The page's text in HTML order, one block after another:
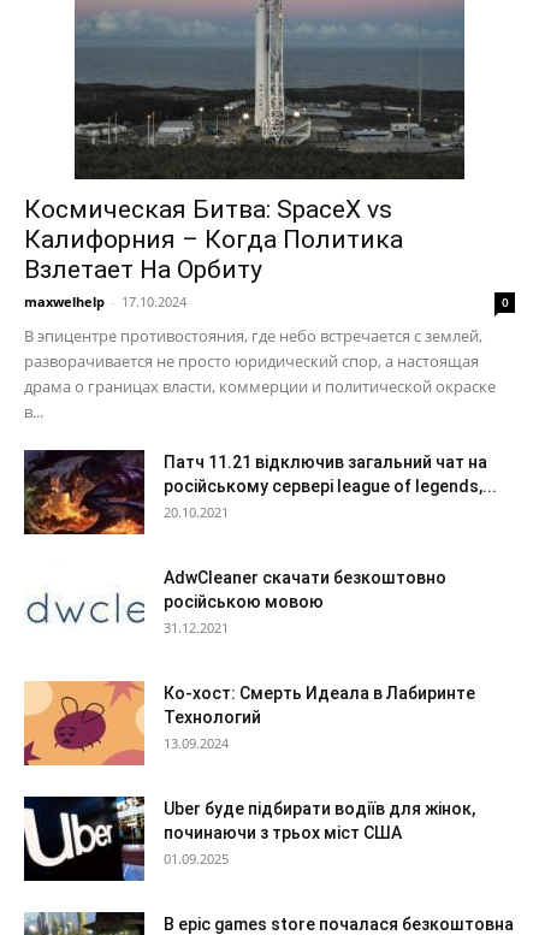
Космическая Битва: SpaceX vs
Калифорния – Когда Политика
Взлетает На Орбиту
maxwelhelp - 17.10.2024 0
В эпицентре противостояния, где небо встречается с землей,
разворачивается не просто юридический спор, а настоящая
драма о границах власти, коммерции и политической окраске
в...
Патч 11.21 відключив загальний чат на
російському сервері league of legends,...
20.10.2021
AdwCleaner скачати безкоштовно
російською мовою
31.12.2021
Ко-хост: Смерть Идеала в Лабиринте
Технологий
13.09.2024
Uber буде підбирати водіїв для жінок,
починаючи з трьох міст США
01.09.2025
В epic games store почалася безкоштовна